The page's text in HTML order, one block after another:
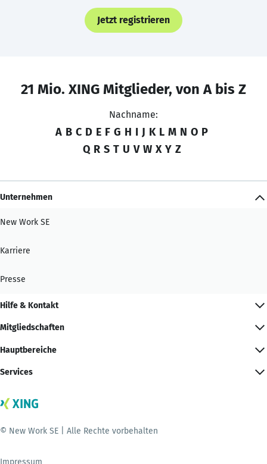
Jetzt registrieren
21 Mio. XING Mitglieder, von A bis Z
Nachname:
A B C D E F G H I J K L M N O P
Q R S T U V W X Y Z
Unternehmen
New Work SE
Karriere
Presse
Hilfe & Kontakt
Mitgliedschaften
Hauptbereiche
Services
© New Work SE | Alle Rechte vorbehalten
Impressum